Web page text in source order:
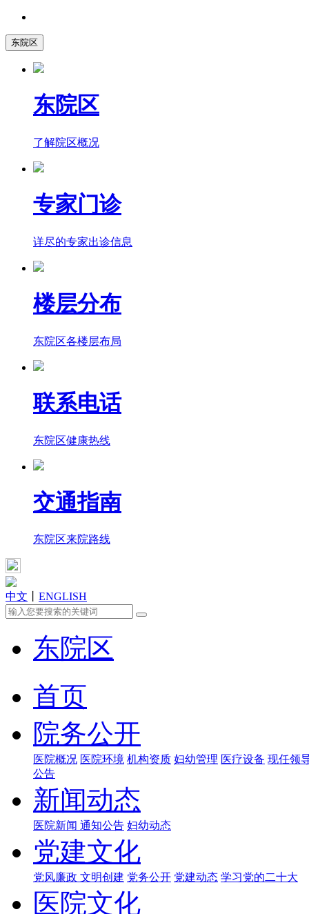
东院区
东院区
了解院区概况
专家门诊
详尽的专家出诊信息
楼层分布
东院区各楼层布局
联系电话
东院区健康热线
交通指南
东院区来院路线
中文 ENGLISH
东院区
首页
院务公开
医院概况 医院环境 机构资质 妇幼管理 医疗设备 现任领
公告
新闻动态
医院新闻 通知公告 妇幼动态
党建文化
党风廉政 文明创建 党务公开 党建动态 学习党的二十大
医院文化